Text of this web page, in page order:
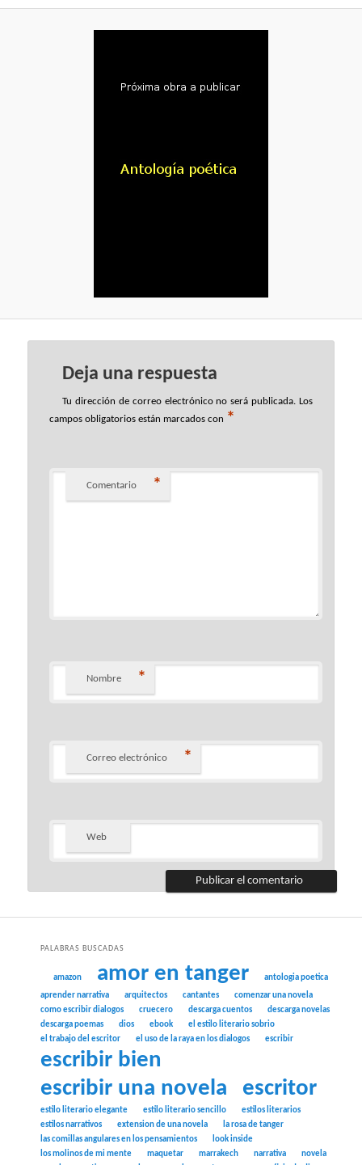
Deja una respuesta
Tu dirección de correo electrónico no será publicada. Los
campos obligatorios están marcados con *
Comentario *
Nombre *
Correo electrónico *
Web
PALABRAS BUSCADAS
amazon amor en tanger
antologia poetica
aprender narrativa
arquitectos cantantes
comenzar una novela
como escribir dialogos
cruecero descarga cuentos
descarga novelas
descarga poemas
dios ebook
el estilo literario sobrio
el trabajo del escritor
el uso de la raya en los dialogos escribir
escribir bien
escribir una novela
escritor
estilo literario elegante estilo literario sencillo
estilos literarios
estilos narrativos
extension de una novela
la rosa de tanger
las comillas angulares en los pensamientos
look inside
los molinos de mi mente
maquetar marrakech narrativa
novela